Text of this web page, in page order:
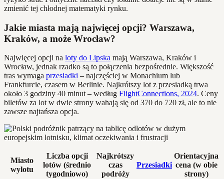
zmienić tej chłodnej matematyki rynku.
Jakie miasta mają najwięcej opcji? Warszawa,
Kraków, a może Wrocław?
Najwięcej opcji na loty do Lipska mają Warszawa, Kraków i
Wrocław, jednak rzadko są to połączenia bezpośrednie. Większość
tras wymaga przesiadki – najczęściej w Monachium lub
Frankfurcie, czasem w Berlinie. Najkrótszy lot z przesiadką trwa
około 3 godziny 40 minut – według FlightConnections, 2024. Ceny
biletów za lot w dwie strony wahają się od 370 do 720 zł, ale to nie
zawsze najtańsza opcja.
Miasto
wylotu
Liczba opcji
lotów (średnio
tygodniowo)
Najkrótszy
czas
podróży
Przesiadki
Orientacyjna
cena (w obie
strony)